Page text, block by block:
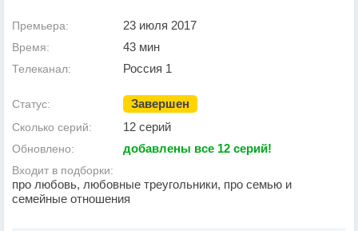
Премьера: 23 июля 2017
Время: 43 мин
Телеканал: Россия 1
Статус: Завершен
Сколько серий: 12 серий
Обновлено: добавлены все 12 серий!
Входит в подборки:
про любовь, любовные треугольники, про семью и
семейные отношения